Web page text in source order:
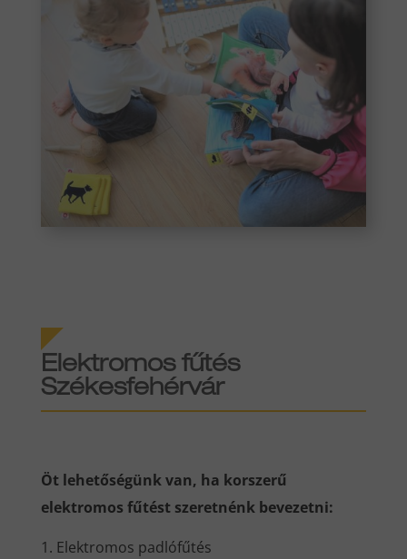
Elektromos fűtés
Székesfehérvár
Öt lehetőségünk van, ha korszerű
elektromos fűtést szeretnénk bevezetni:
Elektromos padlófűtés